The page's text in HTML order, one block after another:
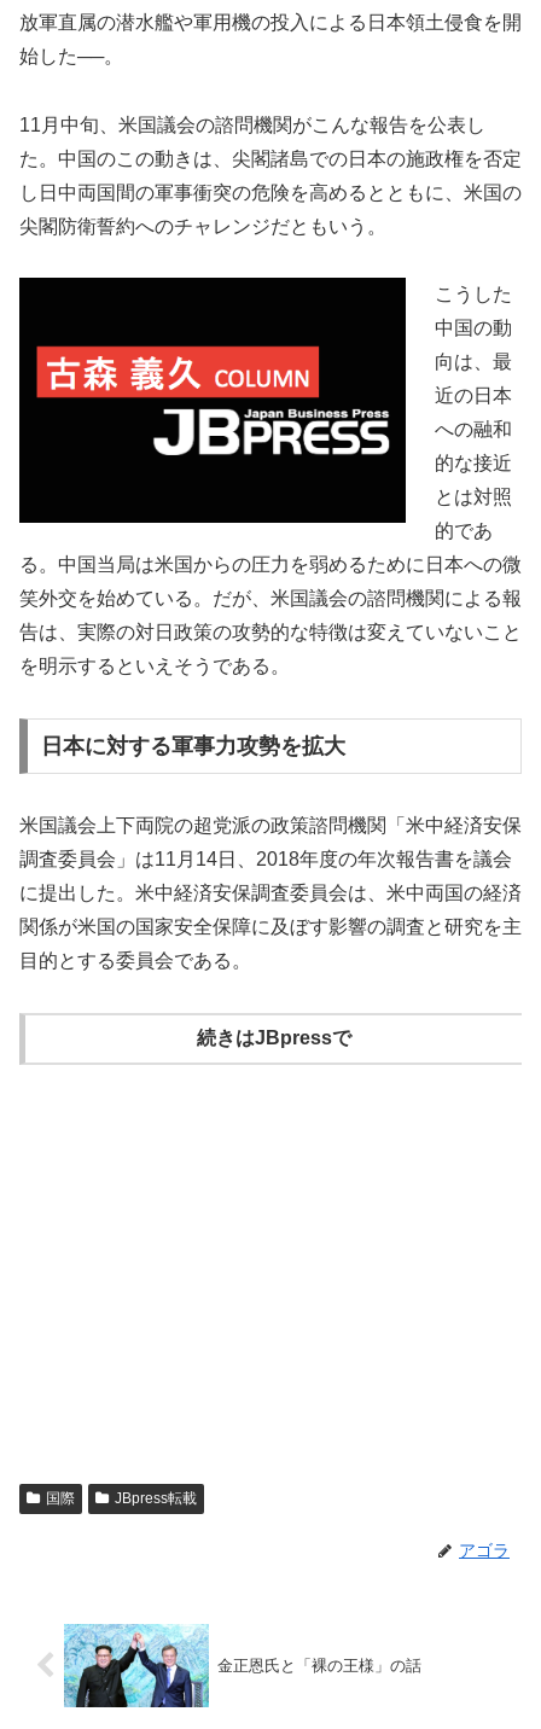
放軍直属の潜水艦や軍用機の投入による日本領土侵食を開
始した──。
11月中旬、米国議会の諮問機関がこんな報告を公表し
た。中国のこの動きは、尖閣諸島での日本の施政権を否定
し日中両国間の軍事衝突の危険を高めるとともに、米国の
尖閣防衛誓約へのチャレンジだともいう。
こうした
中国の動
向は、最
近の日本
への融和
的な接近
とは対照
的であ
る。中国当局は米国からの圧力を弱めるために日本への微
笑外交を始めている。だが、米国議会の諮問機関による報
告は、実際の対日政策の攻勢的な特徴は変えていないこと
を明示するといえそうである。
日本に対する軍事力攻勢を拡大
米国議会上下両院の超党派の政策諮問機関「米中経済安保
調査委員会」は11月14日、2018年度の年次報告書を議会
に提出した。米中経済安保調査委員会は、米中両国の経済
関係が米国の国家安全保障に及ぼす影響の調査と研究を主
目的とする委員会である。
続きはJBpressで
国際 JBpress転載
アゴラ
金正恩氏と「裸の王様」の話